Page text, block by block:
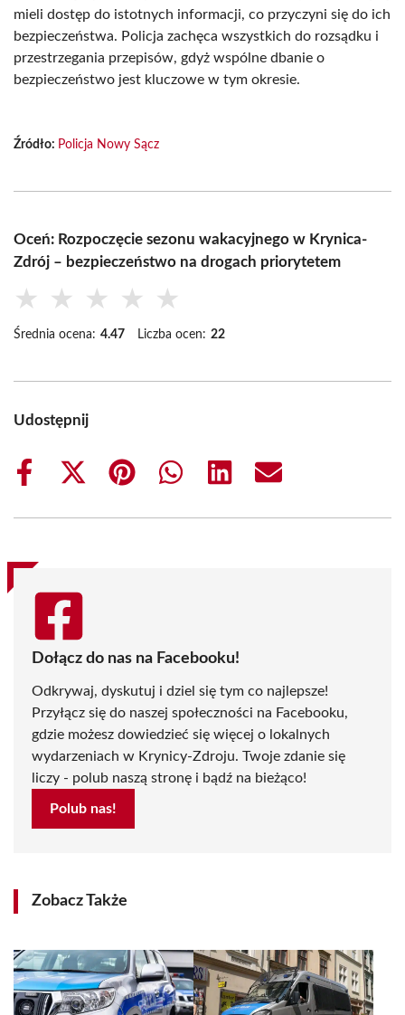
mieli dostęp do istotnych informacji, co przyczyni się do ich
bezpieczeństwa. Policja zachęca wszystkich do rozsądku i
przestrzegania przepisów, gdyż wspólne dbanie o
bezpieczeństwo jest kluczowe w tym okresie.
Źródło: Policja Nowy Sącz
Oceń: Rozpoczęcie sezonu wakacyjnego w Krynica-
Zdrój – bezpieczeństwo na drogach priorytetem
★ ★ ★ ★ ★
Średnia ocena: 4.47 Liczba ocen: 22
Udostępnij
Share
Share
(Twitter)
Share
Share
Share
Share
Dołącz do nas na Facebooku!
Odkrywaj, dyskutuj i dziel się tym co najlepsze!
Przyłącz się do naszej społeczności na Facebooku,
gdzie możesz dowiedzieć się więcej o lokalnych
wydarzeniach w Krynicy-Zdroju. Twoje zdanie się
liczy - polub naszą stronę i bądź na bieżąco!
Polub nas!
Zobacz Także